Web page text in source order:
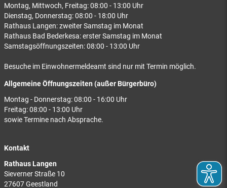
Montag, Mittwoch, Freitag: 08:00 - 13:00 Uhr
Dienstag, Donnerstag: 08:00 - 18:00 Uhr
Rathaus Langen: zweiter Samstag im Monat
Rathaus Bad Bederkesa: erster Samstag im Monat
Samstagsöffnungszeiten: 08:00 - 13:00 Uhr
Besuche im Einwohnermeldeamt sind nur mit Termin möglich.
Allgemeine Öffnungszeiten (außer Bürgerbüro)
Montag - Donnerstag: 08:00 - 16:00 Uhr
Freitag: 08:00 - 13:00 Uhr
sowie Termine nach Absprache.
Kontakt
Rathaus Langen
Sieverner Straße 10
27607 Geestland